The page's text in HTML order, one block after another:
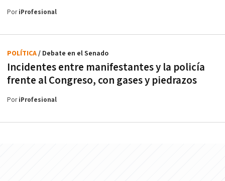
PoriProfesional
Incidentes entre manifestantes y la policía
frente al Congreso, con gases y piedrazos
POLÍTICA/ Debate en el Senado
PoriProfesional